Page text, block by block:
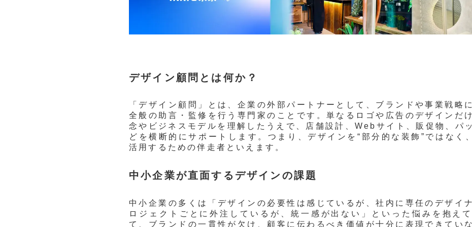
デザイン顧問とは何か？
「デザイン顧問」とは、企業の外部パートナーとして、ブランドや事業戦略
全般の助言・監修を行う専門家のことです。単なるロゴや広告のデザインだ
念やビジネスモデルを理解したうえで、店舗設計、Webサイト、販促物、パ
どを横断的にサポートします。つまり、デザインを“部分的な装飾”ではなく
活用するための伴走者といえます。
中小企業が直面するデザインの課題
中小企業の多くは「デザインの必要性は感じているが、社内に専任のデザイ
ロジェクトごとに外注しているが、統一感が出ない」といった悩みを抱え
て、ブランドの一貫性が欠け、顧客に伝わるべき価値が十分に表現できてい